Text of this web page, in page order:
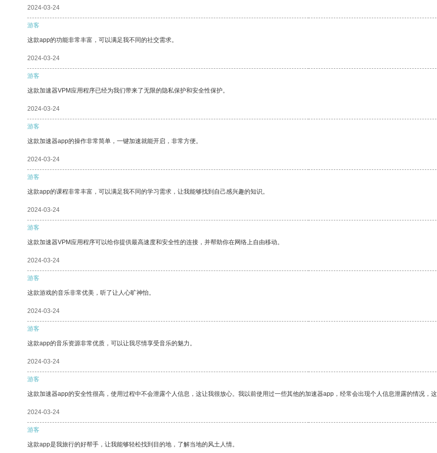
2024-03-24
游客
这款app的功能非常丰富，可以满足我不同的社交需求。
2024-03-24
游客
这款加速器VPM应用程序已经为我们带来了无限的隐私保护和安全性保护。
2024-03-24
游客
这款加速器app的操作非常简单，一键加速就能开启，非常方便。
2024-03-24
游客
这款app的课程非常丰富，可以满足我不同的学习需求，让我能够找到自己感兴趣的知识。
2024-03-24
游客
这款加速器VPM应用程序可以给你提供最高速度和安全性的连接，并帮助你在网络上自由移动。
2024-03-24
游客
这款游戏的音乐非常优美，听了让人心旷神怡。
2024-03-24
游客
这款app的音乐资源非常优质，可以让我尽情享受音乐的魅力。
2024-03-24
游客
这款加速器app的安全性很高，使用过程中不会泄露个人信息，这让我很放心。我以前使用过一些其他的加速器app，经常会出现个人信息泄露的情况，这
2024-03-24
游客
这款app是我旅行的好帮手，让我能够轻松找到目的地，了解当地的风土人情。